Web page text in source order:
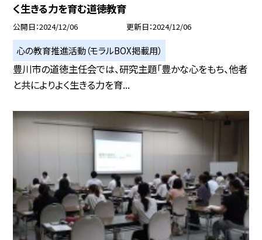
く生きる力を育む道徳教育
公開日 2024/12/06 更新日 2024/12/06
心の教育推進活動（モラルBOX掲載用）
豊川市の道徳主任会では、研究主題「豊かな心をもち、他者
と共によりよく生きる力を育...